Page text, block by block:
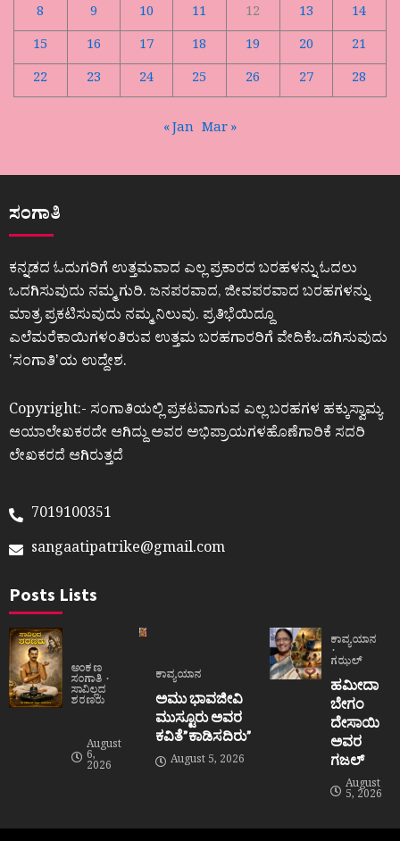
8
9 10 11 12 13
14
15
16 17 18 19 20
21
22
23 24 25 26 27 28
« Jan Mar »
ಸಂಗಾತಿ
ಕನ್ನಡದ ಓದುಗರಿಗೆ ಉತ್ತಮವಾದ ಎಲ್ಲ ಪ್ರಕಾರದ ಬರಹಳನ್ನು ಓದಲು
ಒದಗಿಸುವುದು ನಮ್ಮ ಗುರಿ. ಜನಪರವಾದ, ಜೀವಪರವಾದ ಬರಹಗಳನ್ನು
ಮಾತ್ರ ಪ್ರಕಟಿಸುವುದು ನಮ್ಮ ನಿಲುವು. ಪ್ರತಿಭೆಯಿದ್ದೂ
ಎಲೆಮರೆಕಾಯಿಗಳಂತಿರುವ ಉತ್ತಮ ಬರಹಗಾರರಿಗೆ ವೇದಿಕೆಒದಗಿಸುವುದು
ʼಸಂಗಾತಿʼಯ ಉದ್ದೇಶ.
Copyright:- ಸಂಗಾತಿಯಲ್ಲಿ ಪ್ರಕಟವಾಗುವ ಎಲ್ಲ ಬರಹಗಳ ಹಕ್ಕುಸ್ವಾಮ್ಯ
ಆಯಾಲೇಖಕರದೇ ಆಗಿದ್ದು ಅವರ ಅಭಿಪ್ರಾಯಗಳಹೊಣೆಗಾರಿಕೆ ಸದರಿ
ಲೇಖಕರದೆ ಆಗಿರುತ್ತದೆ
7019100351
sangaatipatrike@gmail.com
Posts Lists
ಅಂಕಣ
ಸಂಗಾತಿ
ಸಾವಿಲ್ಲದ
ಶರಣರು
August
6,
2026
ಕಾವ್ಯಯಾನ
ಅಮು ಭಾವಜೀವಿ
ಮುಸ್ಟೂರು ಅವರ
ಕವಿತೆ”ಕಾಡಿಸದಿರು”
August 5, 2026
ಕಾವ್ಯಯಾನ
ಗಝಲ್
ಹಮೀದಾ
ಬೇಗಂ
ದೇಸಾಯಿ
ಅವರ
ಗಜಲ್
August
5, 2026